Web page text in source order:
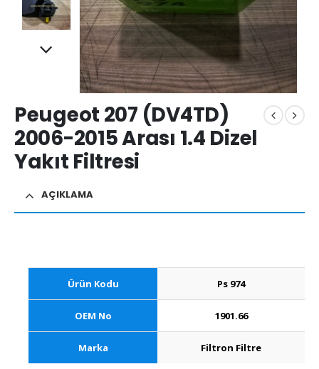
Peugeot 207 (DV4TD)
2006-2015 Arası 1.4 Dizel
Yakıt Filtresi
AÇIKLAMA
Ürün Kodu Ps 974
OEM No 1901.66
Marka Filtron Filtre